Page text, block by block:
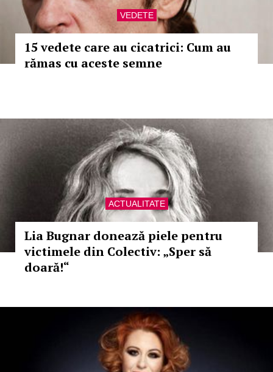
VEDETE
15 vedete care au cicatrici: Cum au
rămas cu aceste semne
ACTUALITATE
Lia Bugnar donează piele pentru
victimele din Colectiv: „Sper să
doară!“